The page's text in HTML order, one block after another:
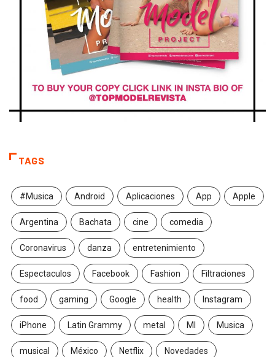
TAGS
#Musica Android Aplicaciones App Apple
Argentina Bachata cine comedia
Coronavirus danza entretenimiento
Espectaculos Facebook Fashion Filtraciones
food gaming Google health Instagram
iPhone Latin Grammy metal MI Musica
musical México Netflix Novedades